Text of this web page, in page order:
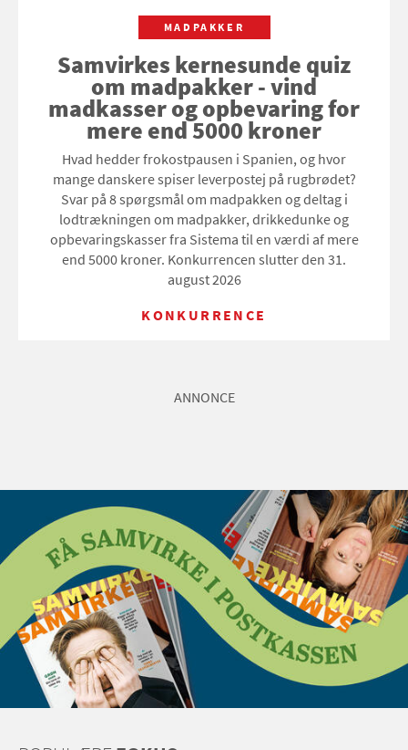
MADPAKKER
Samvirkes kernesunde quiz
om madpakker - vind
madkasser og opbevaring for
mere end 5000 kroner
Hvad hedder frokostpausen i Spanien, og hvor
mange danskere spiser leverpostej på rugbrødet?
Svar på 8 spørgsmål om madpakken og deltag i
lodtrækningen om madpakker, drikkedunke og
opbevaringskasser fra Sistema til en værdi af mere
end 5000 kroner. Konkurrencen slutter den 31.
august 2026
KONKURRENCE
ANNONCE